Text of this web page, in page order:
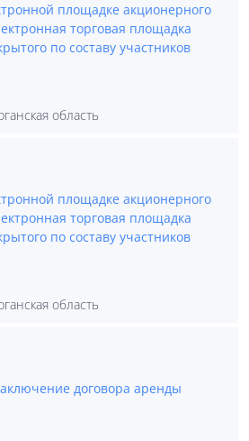
площадке акционерного
торговая площадка
по составу участников
область
площадке акционерного
торговая площадка
по составу участников
область
договора аренды